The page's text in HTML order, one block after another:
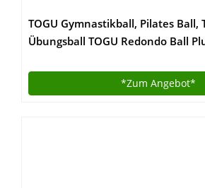
TOGU Gymnastikball, Pilates Ball,
Übungsball TOGU Redondo Ball
*Zum Angebot*